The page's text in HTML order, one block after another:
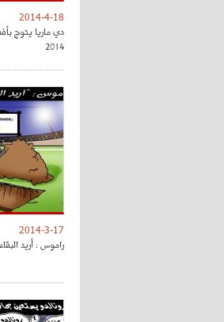
2014-4-18
دي ماريا يتوج
2014
2014-3-17
راموس : أريد